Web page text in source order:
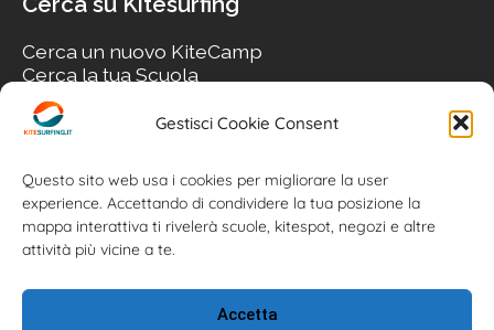
Gestisci Cookie Consent
Questo sito web usa i cookies per migliorare la user
experience. Accettando di condividere la tua posizione la
mappa interattiva ti rivelerà scuole, kitespot, negozi e altre
attività più vicine a te.
Accetta
Cerca un nuovo KiteCamp
Cerca la tua Scuola
Cerca il tuo KiteSpot
Cerca Accommodation